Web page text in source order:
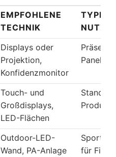
EMPFOHLENE
TECHNIK
Displays oder
Projektion,
Konfidenzmonitor
Panels,
Touch- und
Großdisplays,
LED-Flächen
Outdoor-LED-
Wand, PA-Anlage
für